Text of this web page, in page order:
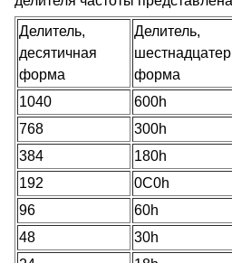
Делитель,
десятичная
форма
Делитель,
форма
1040
600h
768
300h
384
180h
192
0C0h
96
60h
48
30h